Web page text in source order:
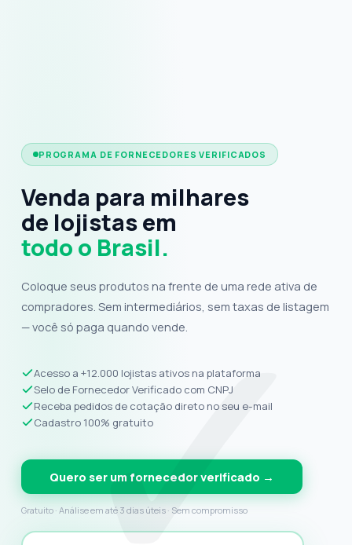
✓
PROGRAMA DE FORNECEDORES VERIFICADOS
Venda para milhares
de lojistas em
todo o Brasil.
Coloque seus produtos na frente de uma rede ativa de
compradores. Sem intermediários, sem taxas de listagem
— você só paga quando vende.
Acesso a +12.000 lojistas ativos na plataforma
Selo de Fornecedor Verificado com CNPJ
Receba pedidos de cotação direto no seu e-mail
Cadastro 100% gratuito
Quero ser um fornecedor verificado →
Gratuito · Análise em até 3 dias úteis · Sem compromisso